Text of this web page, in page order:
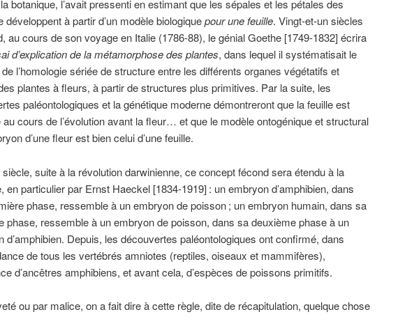
botanique, l’avait pressenti en estimant que les sépales et les pétales des
développent à partir d’un modèle biologiquepour une feuille. Vingt-et-un siècles
au cours de son voyage en Italie (1786-88), le génial Goethe [1749-1832] écrira
d’explication de la métamorphose des plantes, dans lequel il systématisait le
l’homologie sériée de structure entre les différents organes végétatifs et
plantes à fleurs, à partir de structures plus primitives. Par la suite, les
paléontologiques et la génétique moderne démontreront que la feuille est
au cours de l’évolution avant la fleur… et que le modèle ontogénique et structural
d’une fleur est bien celui d’une feuille.
siècle, suite à la révolution darwinienne, ce concept fécond sera étendu à la
en particulier par Ernst Haeckel [1834-1919]: un embryon d’amphibien, dans
phase, ressemble à un embryon de poisson; un embryon humain, dans sa
phase, ressemble à un embryon de poisson, dans sa deuxième phase à un
d’amphibien. Depuis, les découvertes paléontologiques ont confirmé, dans
de tous les vertébrés amniotes (reptiles, oiseaux et mammifères),
d’ancêtres amphibiens, et avant cela, d’espèces de poissons primitifs.
ou par malice, on a fait dire à cette règle, dite de récapitulation, quelque chose